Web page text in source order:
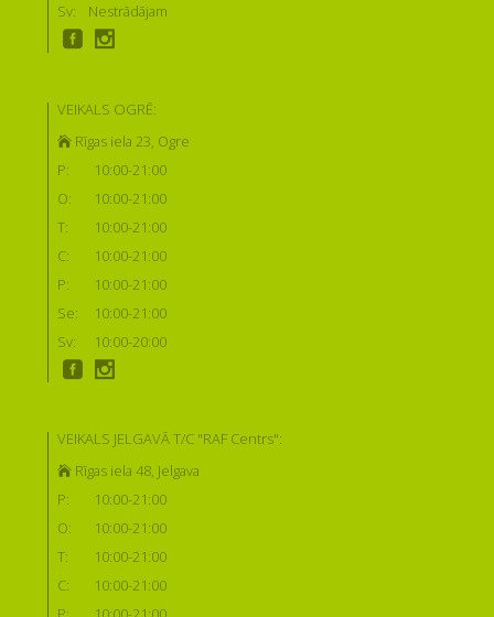
Sv:
Nestrādājam
VEIKALS OGRĒ:
Rīgas iela 23, Ogre
P:
10:00-21:00
O:
10:00-21:00
T:
10:00-21:00
C:
10:00-21:00
P:
10:00-21:00
Se:
10:00-21:00
Sv:
10:00-20:00
VEIKALS JELGAVĀ T/C "RAF Centrs":
Rīgas iela 48, Jelgava
P:
10:00-21:00
O:
10:00-21:00
T:
10:00-21:00
C:
10:00-21:00